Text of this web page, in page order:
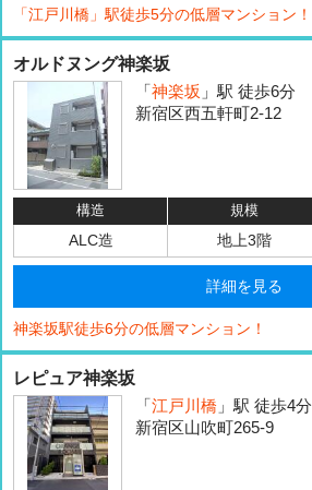
「江戸川橋」駅徒歩5分の低層マンション！
オルドヌング神楽坂
「 神楽坂 」駅 徒歩6分
新宿区西五軒町2-12
構造 規模
ALC造 地上3階
詳細を見る
神楽坂駅徒歩6分の低層マンション！
レピュア神楽坂
「 江戸川橋 」駅 徒歩4分
新宿区山吹町265-9